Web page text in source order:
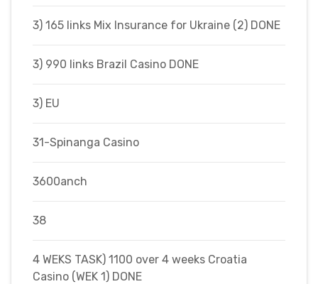
3) 165 links Mix Insurance for Ukraine (2) DONE
3) 990 links Brazil Casino DONE
3) EU
31-Spinanga Casino
3600anch
38
4 WEKS TASK) 1100 over 4 weeks Croatia
Casino (WEK 1) DONE